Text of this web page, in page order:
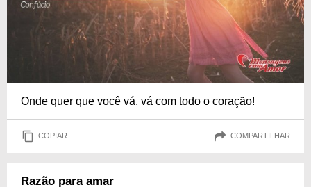
Onde quer que você vá, vá com todo o coração!
COPIAR COMPARTILHAR
Razão para amar